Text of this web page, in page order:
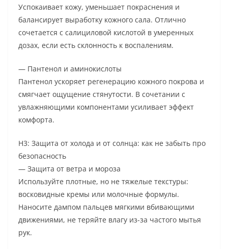
Успокаивает кожу, уменьшает покраснения и
балансирует выработку кожного сала. Отлично
сочетается с салициловой кислотой в умеренных
дозах, если есть склонность к воспалениям.
— Пантенол и аминокислоты
Пантенол ускоряет регенерацию кожного покрова и
смягчает ощущение стянутости. В сочетании с
увлажняющими компонентами усиливает эффект
комфорта.
H3: Защита от холода и от солнца: как не забыть про
безопасность
— Защита от ветра и мороза
Используйте плотные, но не тяжелые текстуры:
восковидные кремы или молочные формулы.
Наносите дампом пальцев мягкими вбивающими
движениями, не теряйте влагу из-за частого мытья
рук.